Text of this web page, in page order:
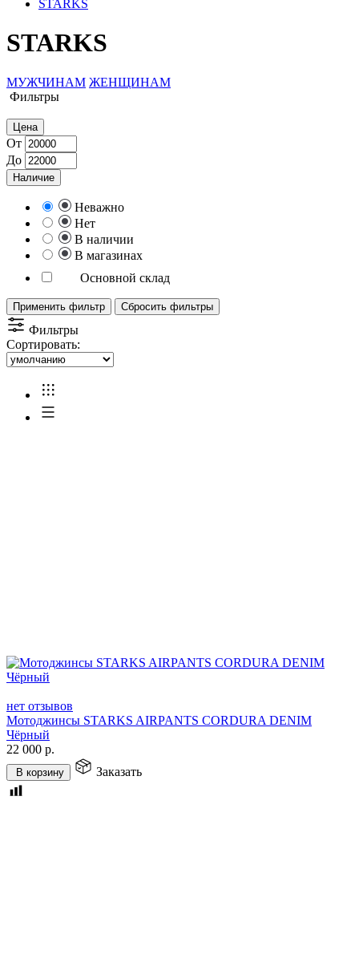
STARKS
STARKS
МУЖЧИНАМ ЖЕНЩИНАМ
Фильтры
Цена
От
До
Наличие
Неважно
Нет
В наличии
В магазинах
Основной склад
Применить фильтр Сбросить фильтры
Фильтры
Сортировать:
нет отзывов
Мотоджинсы STARKS AIRPANTS CORDURA DENIM
Чёрный
22 000 р.
В корзину Заказать